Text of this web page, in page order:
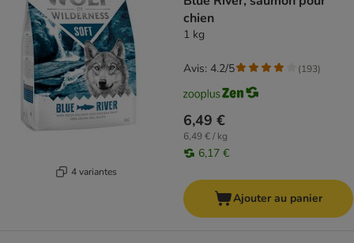
4 variantes
chien
1 kg
6,49 €
6,49 € / kg
6,17 €
Avis: 4.2/5 (193)
Ajouter au panier